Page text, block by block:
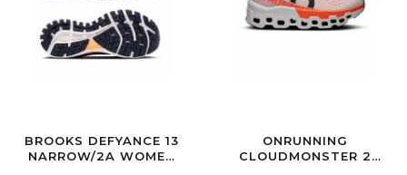
BROOKS DEFYANCE 13
NARROW/2A WOMEN
ONRUNNING
CLOUDMONSTER 2